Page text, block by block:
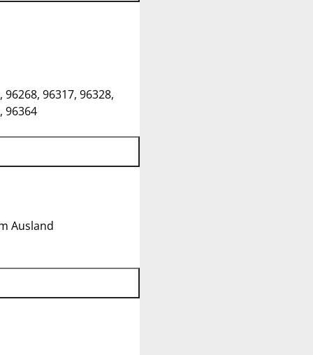
96268, 96317, 96328,
96364
Ausland